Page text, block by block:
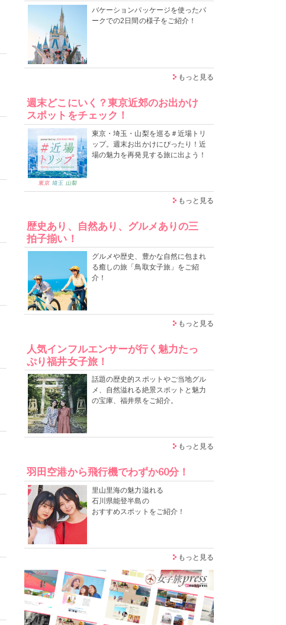
バケーションパッケージを使ったパ
ークでの2日間の様子をご紹介！
もっと見る
週末どこにいく？東京近郊のお出かけ
スポットをチェック！
東京・埼玉・山梨を巡る＃近場トリ
ップ。週末お出かけにぴったり！近
場の魅力を再発見する旅に出よう！
もっと見る
歴史あり、自然あり、グルメありの三
拍子揃い！
グルメや歴史、豊かな自然に包まれ
る癒しの旅「鳥取女子旅」をご紹
介！
もっと見る
人気インフルエンサーが行く魅力たっ
ぷり福井女子旅！
話題の歴史的スポットやご当地グル
メ、自然溢れる絶景スポットと魅力
の宝庫、福井県をご紹介。
もっと見る
羽田空港から飛行機でわずか60分！
里山里海の魅力溢れる
石川県能登半島の
おすすめスポットをご紹介！
もっと見る